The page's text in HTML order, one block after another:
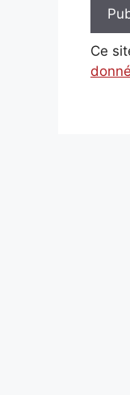
Ce